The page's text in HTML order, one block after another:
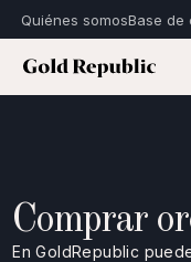
Quiénes somosBase de
Comprar
En GoldRepublic